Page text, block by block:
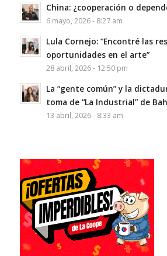
China: ¿cooperación o
6 mayo, 2026 - 8:27 am
Lula Cornejo: “Encontré las
oportunidades en el arte”
28 abril, 2026 - 12:50 pm
La “gente común” y la
toma de “La Industrial” de
13 abril, 2026 - 8:33 am